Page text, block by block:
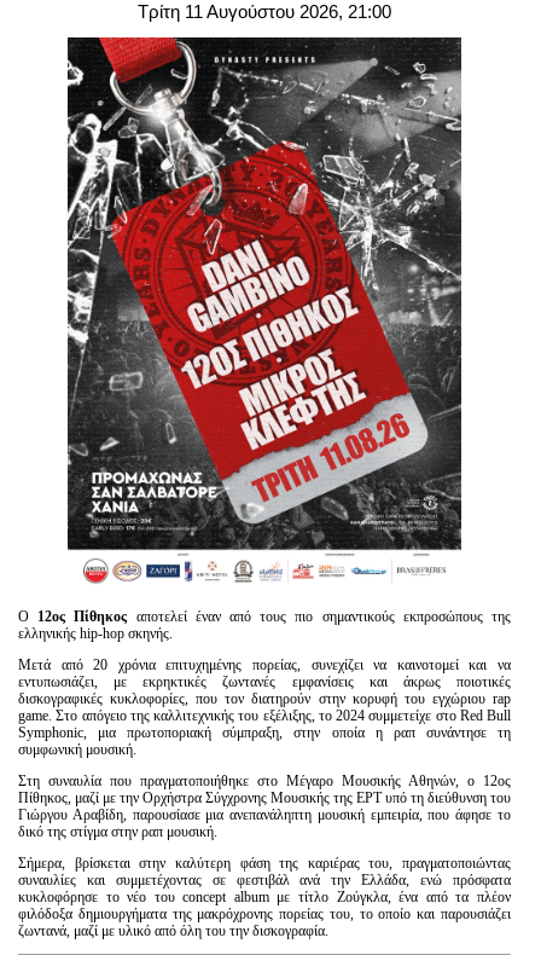
Τρίτη 11 Αυγούστου 2026, 21:00
Ο 12ος Πίθηκος αποτελεί έναν από τους πιο σημαντικούς εκπροσώπους της
ελληνικής hip-hop σκηνής.
Μετά από 20 χρόνια επιτυχημένης πορείας, συνεχίζει να καινοτομεί και να
εντυπωσιάζει, με εκρηκτικές ζωντανές εμφανίσεις και άκρως ποιοτικές
δισκογραφικές κυκλοφορίες, που τον διατηρούν στην κορυφή του εγχώριου rap
game. Στο απόγειο της καλλιτεχνικής του εξέλιξης, το 2024 συμμετείχε στο Red Bull
Symphonic, μια πρωτοποριακή σύμπραξη, στην οποία η ραπ συνάντησε τη
συμφωνική μουσική.
Στη συναυλία που πραγματοποιήθηκε στο Μέγαρο Μουσικής Αθηνών, ο 12ος
Πίθηκος, μαζί με την Ορχήστρα Σύγχρονης Μουσικής της ΕΡΤ υπό τη διεύθυνση του
Γιώργου Αραβίδη, παρουσίασε μια ανεπανάληπτη μουσική εμπειρία, που άφησε το
δικό της στίγμα στην ραπ μουσική.
Σήμερα, βρίσκεται στην καλύτερη φάση της καριέρας του, πραγματοποιώντας
συναυλίες και συμμετέχοντας σε φεστιβάλ ανά την Ελλάδα, ενώ πρόσφατα
κυκλοφόρησε το νέο του concept album με τίτλο Ζούγκλα, ένα από τα πλέον
φιλόδοξα δημιουργήματα της μακρόχρονης πορείας του, το οποίο και παρουσιάζει
ζωντανά, μαζί με υλικό από όλη του την δισκογραφία.